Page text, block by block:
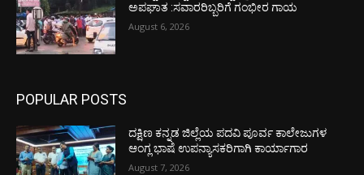
ಅಪಘಾತ :ಸವಾರರಿಬ್ಬರಿಗೆ ಗಂಭೀರ ಗಾಯ
August 6, 2026
POPULAR POSTS
ದಕ್ಷಿಣ ಕನ್ನಡ ಜಿಲ್ಲೆಯ ಪದವಿ ಪೂರ್ವ ಕಾಲೇಜುಗಳ
ಆಂಗ್ಲ ಭಾಷೆ ಉಪನ್ಯಾಸಕರಿಗಾಗಿ ಕಾರ್ಯಾಗಾರ
August 7, 2026